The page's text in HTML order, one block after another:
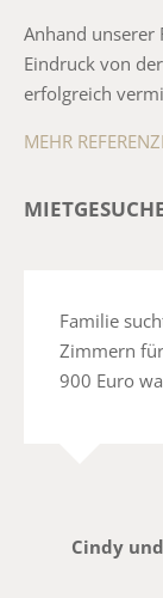
Anhand unserer
Eindruck von
erfolgreich
MEHR
Familie
Zimmern
900 Euro
Cindy